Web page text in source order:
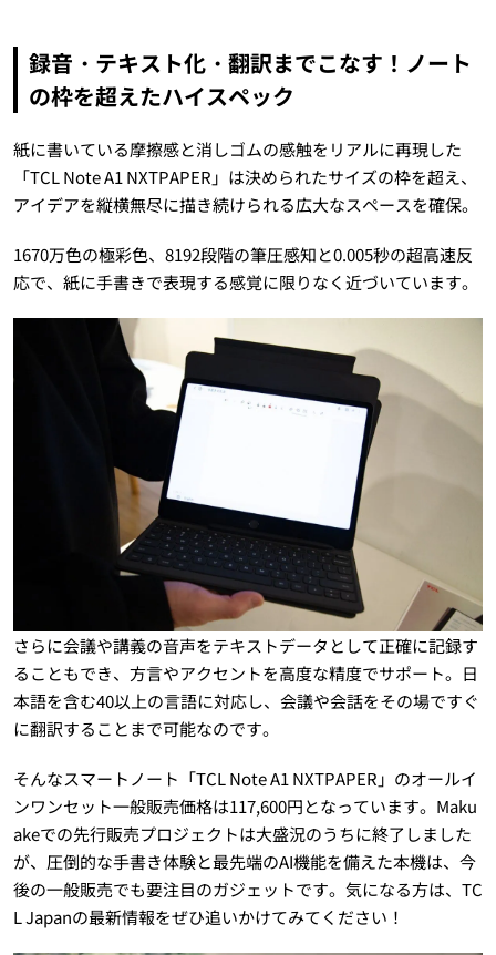
録音・テキスト化・翻訳までこなす！ノート
の枠を超えたハイスペック
紙に書いている摩擦感と消しゴムの感触をリアルに再現した
「TCL Note A1 NXTPAPER」は決められたサイズの枠を超え、
アイデアを縦横無尽に描き続けられる広大なスペースを確保。
1670万色の極彩色、8192段階の筆圧感知と0.005秒の超高速反
応で、紙に手書きで表現する感覚に限りなく近づいています。
さらに会議や講義の音声をテキストデータとして正確に記録す
ることもでき、方言やアクセントを高度な精度でサポート。日
本語を含む40以上の言語に対応し、会議や会話をその場ですぐ
に翻訳することまで可能なのです。
そんなスマートノート「TCL Note A1 NXTPAPER」のオールイ
ンワンセット一般販売価格は117,600円となっています。Maku
akeでの先行販売プロジェクトは大盛況のうちに終了しました
が、圧倒的な手書き体験と最先端のAI機能を備えた本機は、今
後の一般販売でも要注目のガジェットです。気になる方は、TC
L Japanの最新情報をぜひ追いかけてみてください！